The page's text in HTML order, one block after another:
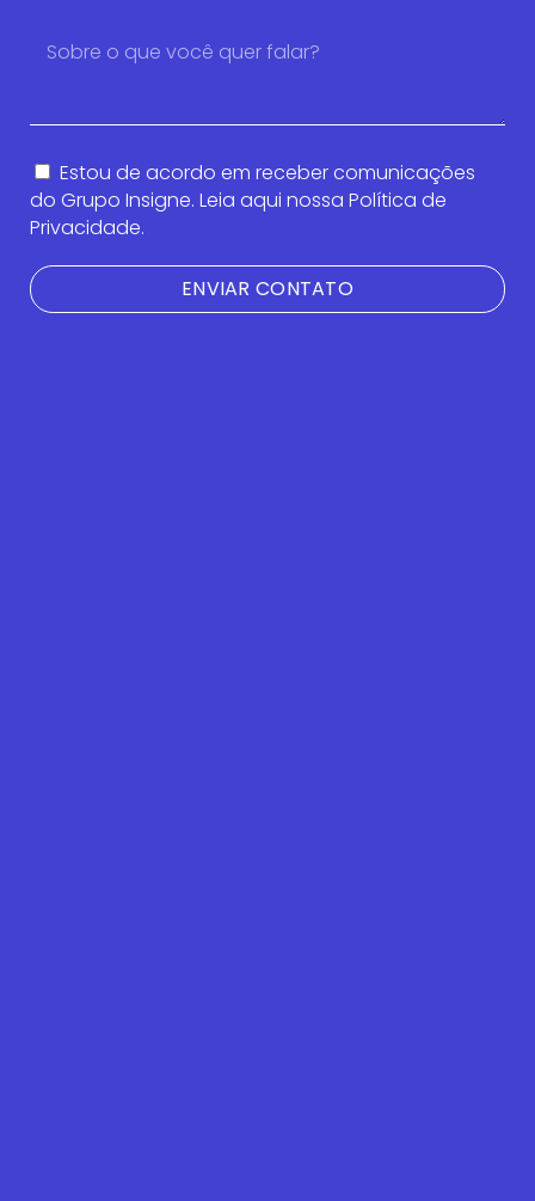
Estou de acordo em receber comunicações
do Grupo Insigne. Leia aqui nossa Política de
Privacidade.
ENVIAR CONTATO